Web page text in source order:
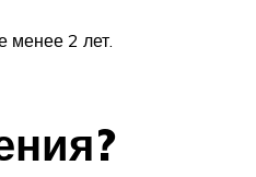
менее 2 лет.